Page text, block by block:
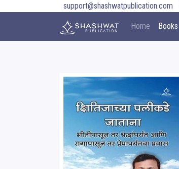
support@shashwatpublication.com
Home Books